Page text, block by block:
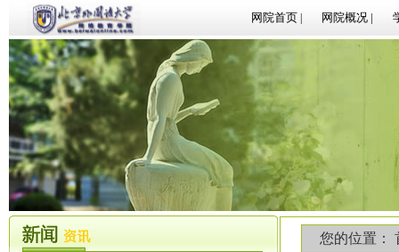
网院首页 网院概况 |
首 页 活动简介 滚动新闻 现场传真
您的位置：